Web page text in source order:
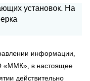
информации,
«ММК», в настоящее
действительно